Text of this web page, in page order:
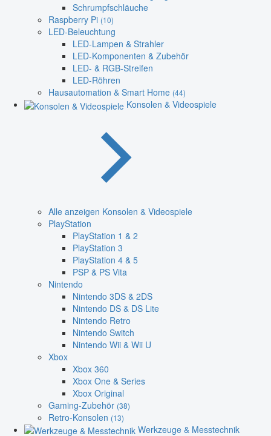
Schrumpfschläuche
Raspberry Pi (10)
LED-Beleuchtung
LED-Lampen & Strahler
LED-Komponenten & Zubehör
LED- & RGB-Streifen
LED-Röhren
Hausautomation & Smart Home (44)
Konsolen & Videospiele
Alle anzeigen Konsolen & Videospiele
PlayStation
PlayStation 1 & 2
PlayStation 3
PlayStation 4 & 5
PSP & PS Vita
Nintendo
Nintendo 3DS & 2DS
Nintendo DS & DS Lite
Nintendo Retro
Nintendo Switch
Nintendo Wii & Wii U
Xbox
Xbox 360
Xbox One & Series
Xbox Original
Gaming-Zubehör (38)
Retro-Konsolen (13)
Werkzeuge & Messtechnik